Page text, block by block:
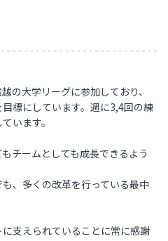
の大学リーグに参加しており、
標にしています。週に3,4回の練
います。
チームとしても成長できるよう
、多くの改革を行っている最中
支えられていることに常に感謝